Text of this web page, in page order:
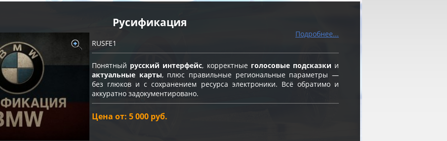
Русификация
Подробнее...
RUSFE1
Понятный русский интерфейс, корректные голосовые подсказки и
актуальные карты, плюс правильные региональные параметры —
без глюков и с сохранением ресурса электроники. Всё обратимо и
аккуратно задокументировано.
Цена от: 5 000 руб.